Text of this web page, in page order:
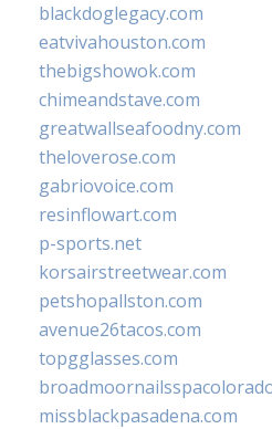
blackdoglegacy.com
eatvivahouston.com
thebigshowok.com
chimeandstave.com
greatwallseafoodny.com
theloverose.com
gabriovoice.com
resinflowart.com
p-sports.net
korsairstreetwear.com
petshopallston.com
avenue26tacos.com
topgglasses.com
missblackpasadena.com